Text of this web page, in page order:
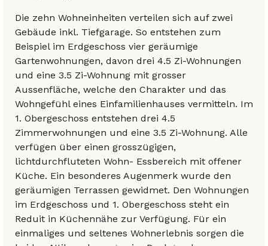
Die zehn Wohneinheiten verteilen sich auf zwei
Gebäude inkl. Tiefgarage. So entstehen zum
Beispiel im Erdgeschoss vier geräumige
Gartenwohnungen, davon drei 4.5 Zi-Wohnungen
und eine 3.5 Zi-Wohnung mit grosser
Aussenfläche, welche den Charakter und das
Wohngefühl eines Einfamilienhauses vermitteln. Im
1. Obergeschoss entstehen drei 4.5
Zimmerwohnungen und eine 3.5 Zi-Wohnung. Alle
verfügen über einen grosszügigen,
lichtdurchfluteten Wohn- Essbereich mit offener
Küche. Ein besonderes Augenmerk wurde den
geräumigen Terrassen gewidmet. Den Wohnungen
im Erdgeschoss und 1. Obergeschoss steht ein
Reduit in Küchennähe zur Verfügung. Für ein
einmaliges und seltenes Wohnerlebnis sorgen die